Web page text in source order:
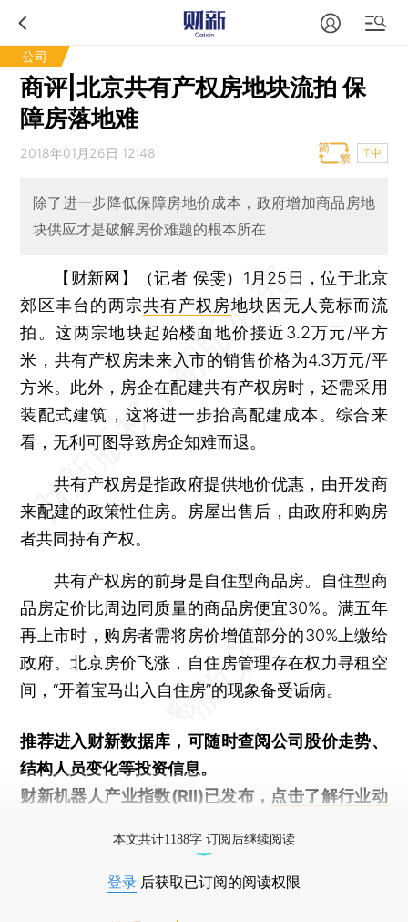
公司
商评|北京共有产权房地块流拍 保
障房落地难
2018年01月26日 12:48 T中
除了进一步降低保障房地价成本，政府增加商品房地
块供应才是破解房价难题的根本所在
【财新网】（记者 侯雯） 1月25日，位于北京
郊区丰台的两宗共有产权房地块因无人竞标而流
拍。这两宗地块起始楼面地价接近3.2万元/平方
米，共有产权房未来入市的销售价格为4.3万元/平
方米。此外，房企在配建共有产权房时，还需采用
装配式建筑，这将进一步抬高配建成本。综合来
看，无利可图导致房企知难而退。
共有产权房是指政府提供地价优惠，由开发商
来配建的政策性住房。房屋出售后，由政府和购房
者共同持有产权。
共有产权房的前身是自住型商品房。自住型商
品房定价比周边同质量的商品房便宜30%。满五年
再上市时，购房者需将房价增值部分的30%上缴给
政府。北京房价飞涨，自住房管理存在权力寻租空
间，“开着宝马出入自住房”的现象备受诟病。
推荐进入财新数据库 ，可随时查阅公司股价走势、
结构人员变化等投资信息。
财新机器人产业指数(RII)已发布， 点击了解行业动
本文共计1188字 订阅后继续阅读
登录 后获取已订阅的阅读权限